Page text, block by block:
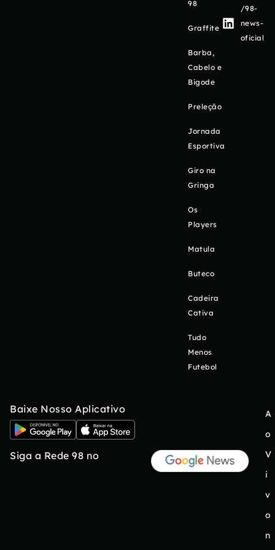
98
Graffite
Barba,
Cabelo e
Bigode
Preleção
Jornada
Esportiva
Giro na
Gringa
Os
Players
Matula
Buteco
Cadeira
Cativa
Tudo
Menos
Futebol
/98-
news-
oficial
Baixe Nosso Aplicativo
Siga a Rede 98 no
A
o
V
i
v
o
n